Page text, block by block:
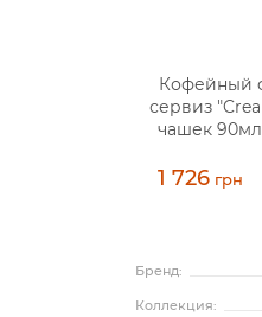
Кофейный
сервиз
чашек
1 726 грн
Бренд:
Коллекция: